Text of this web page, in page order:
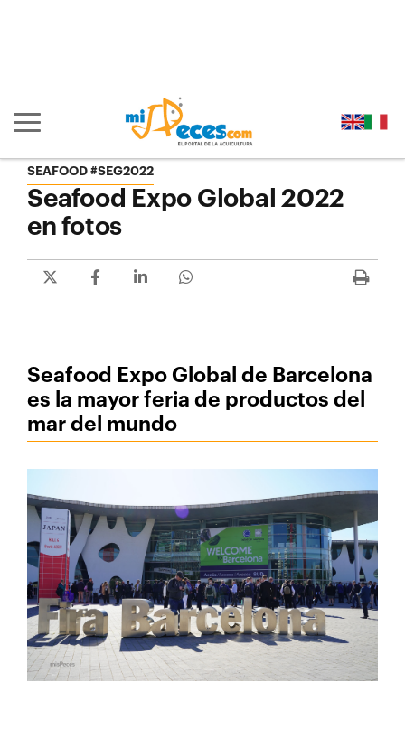
Mostrar/ocultar navegación principal
SEAFOOD #SEG2022
Seafood Expo Global 2022
en fotos
Seafood Expo Global de Barcelona
es la mayor feria de productos del
mar del mundo